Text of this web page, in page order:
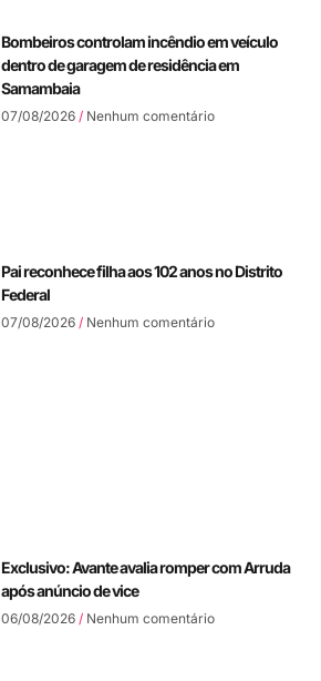
Bombeiros controlam incêndio em veículo
dentro de garagem de residência em
Samambaia
07/08/2026 Nenhum comentário
Pai reconhece filha aos 102 anos no Distrito
Federal
07/08/2026 Nenhum comentário
Exclusivo: Avante avalia romper com Arruda
após anúncio de vice
06/08/2026 Nenhum comentário